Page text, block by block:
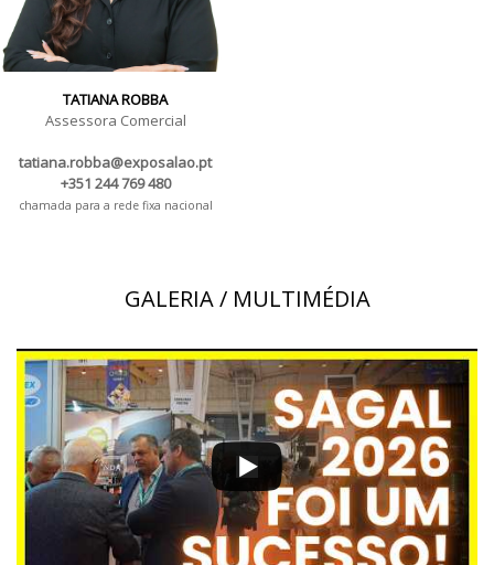
TATIANA ROBBA
Assessora Comercial
tatiana.robba@exposalao.pt
+351 244 769 480
chamada para a rede fixa nacional
GALERIA / MULTIMÉDIA